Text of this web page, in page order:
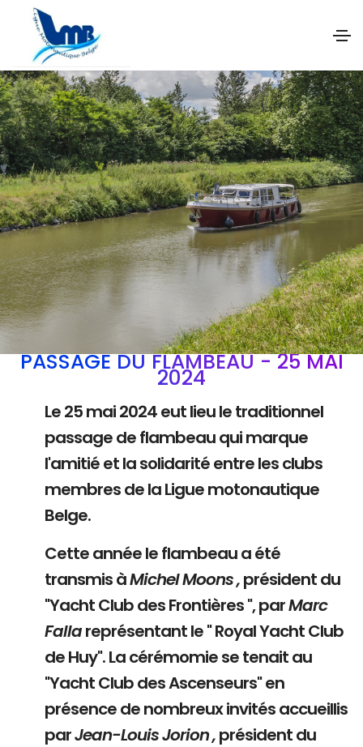
PASSAGE DU FLAMBEAU - 25 MAI
2024
Le 25 mai 2024 eut lieu le traditionnel
passage de flambeau qui marque
l'amitié et la solidarité entre les clubs
membres de la Ligue motonautique
Belge.
Cette année le flambeau a été
transmis àMichel Moons ,président du
"Yacht Club des Frontières ", parMarc
Fallareprésentant le " Royal Yacht Club
de Huy". La cérémomie se tenait au
"Yacht Club des Ascenseurs" en
présence de nombreux invités accueillis
parJean-Louis Jorion ,président du